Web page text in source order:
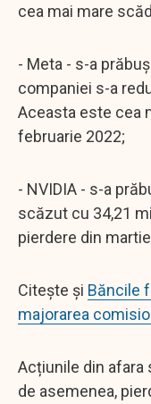
cea mai mare
- Meta - s-a
companiei s-a
Aceasta este cea
februarie 2022;
- NVIDIA - s-a
scăzut cu 34,21
pierdere din
Citește și Băncile
majorarea
Acțiunile din
de asemenea,